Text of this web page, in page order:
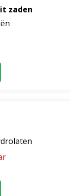
zaden